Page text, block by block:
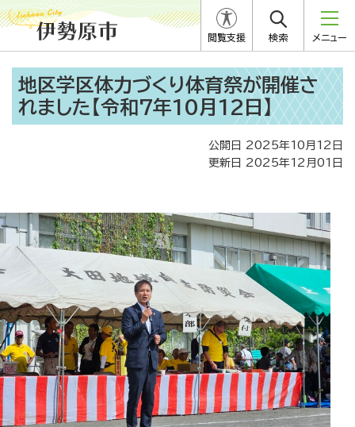
閲覧支援 検索 メニュー
地区学区体力づくり体育祭が開催さ
れました【令和7年10月12日】
公開日 2025年10月12日
更新日 2025年12月01日